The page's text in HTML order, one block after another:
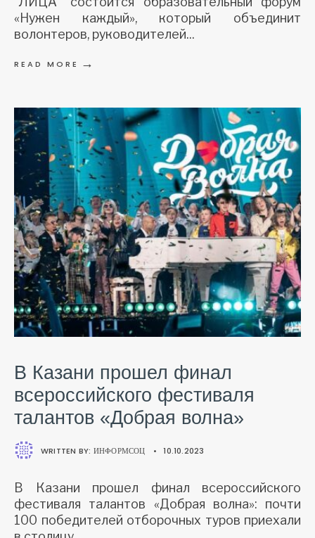
«Нужен каждый», который объединит
волонтеров, руководителей...
READ MORE →
В Казани прошел финал
всероссийского фестиваля
талантов «Добрая волна»
WRITTEN BY: ИНФОРМСОЦ • 10.10.2023
В Казани прошел финал всероссийского
фестиваля талантов «Добрая волна»: почти
100 победителей отборочных туров приехали